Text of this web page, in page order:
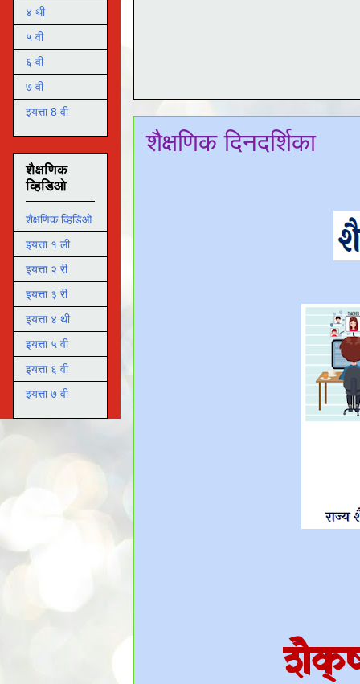
शैक्षणिक दिनदर्शिका
४ थी
५ वी
६ वी
७ वी
इयत्ता 8 वी
शैक्षणिक
व्हिडिओ
शैक्षणिक व्हिडिओ
इयत्ता १ ली
इयत्ता २ री
इयत्ता ३ री
इयत्ता ४ थी
इयत्ता ५ वी
इयत्ता ६ वी
इयत्ता ७ वी